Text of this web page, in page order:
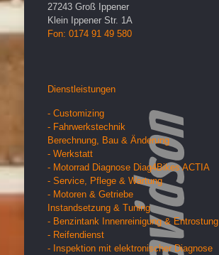
27243 Groß Ippener
Klein Ippener Str. 1A
Fon: 0174 91 49 580
Dienstleistungen
- Customizing
- Fahrwerkstechnik
Berechnung, Bau & Änderung
- Werkstatt
- Motorrad Diagnose Diag4Bikes ACTIA
- Service, Pflege & Wartung
- Motoren & Getriebe
Instandsetzung & Tuning
- Benzintank Innenreinigung & Entrostung
- Reifendienst
- Inspektion mit elektronischer Diagnose